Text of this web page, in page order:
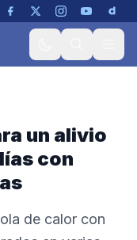
un alivio
con
de calor con